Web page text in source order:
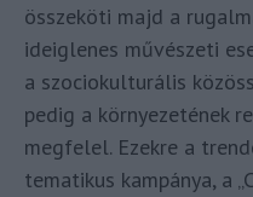
összeköti majd a
ideiglenes művészeti
a szociokulturális
pedig a környezetének
megfelel. Ezekre a
tematikus kampánya, a